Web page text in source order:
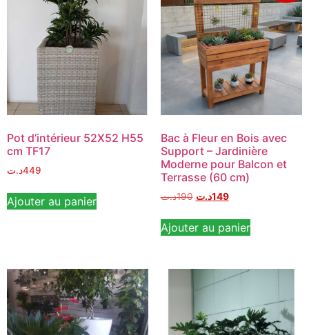
Pot d’intérieur 52X52 H55
cm TF17
449د.ت
Ajouter au panier
Bac à Fleur en Bois avec
Support – Jardinière
Moderne pour Balcon et
Terrasse (60 cm)
190د.ت 149د.ت
Ajouter au panier